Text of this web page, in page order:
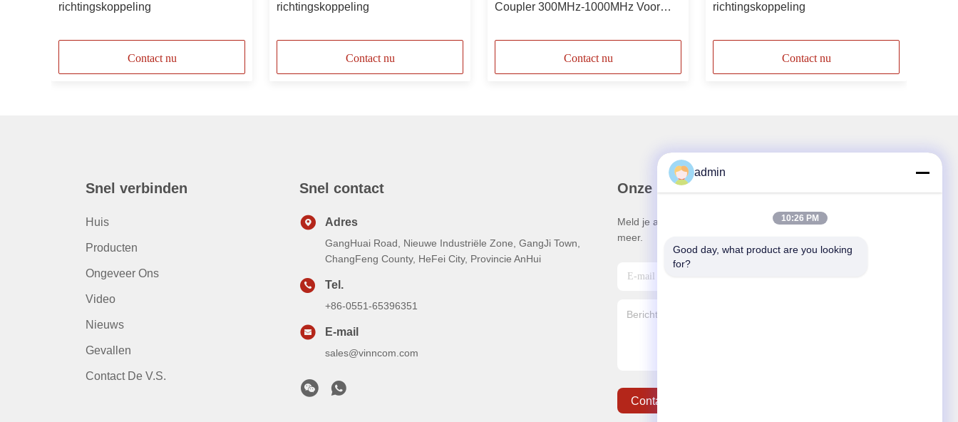
richtingskoppeling
Contact nu
richtingskoppeling
Contact nu
Coupler 300MHz-1000MHz Voor
Contact nu
richtingskoppeling
Contact nu
Snel verbinden
Huis
Producten
Ongeveer Ons
Video
Nieuws
Gevallen
Contact De V.S.
Snel contact
Adres
GangHuai Road, Nieuwe Industriële Zone, GangJi Town,
ChangFeng County, HeFei City, Provincie AnHui
Tel.
+86-0551-65396351
E-mail
sales@vinncom.com
Onze Nieuwsbrief
Meld je aan voor onze nieuwsbrief voor kortingen en
meer.
Contact De V.s.
admin
10:26 PM
Good day, what product are you looking
for?